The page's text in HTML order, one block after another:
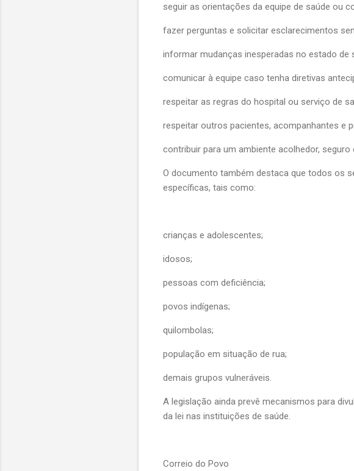
seguir as orientações da equipe de saúde ou
fazer perguntas e solicitar esclarecimentos
informar mudanças inesperadas no estado de
comunicar à equipe caso tenha diretivas
respeitar as regras do hospital ou serviço de
respeitar outros pacientes, acompanhantes e
contribuir para um ambiente acolhedor, seguro
O documento também destaca que todos os
específicas, tais como:
crianças e adolescentes;
idosos;
pessoas com deficiência;
povos indígenas;
quilombolas;
população em situação de rua;
demais grupos vulneráveis.
A legislação ainda prevê mecanismos para
da lei nas instituições de saúde.
Correio do Povo